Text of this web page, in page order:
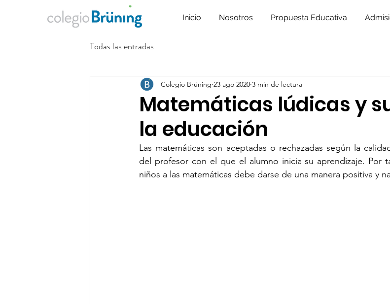
Inicio Nosotros Propuesta Educativa
Todas las entradas
Matemáticas lúdicas y
la educación
Colegio Brüning 23 ago 2020 3 min de lectura
Las matemáticas son aceptadas o rechazadas según la
del profesor con el que el alumno inicia su aprendizaje. Por
niños a las matemáticas debe darse de una manera positiva y